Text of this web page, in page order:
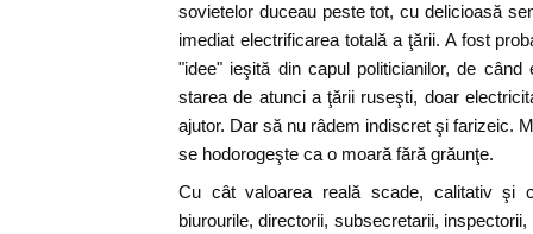
sovietelor duceau peste tot, cu delicioasă
imediat electrificarea totală a ţării. A fost
"idee" ieşită din capul politicianilor, de
starea de atunci a ţării ruseşti, doar
ajutor. Dar să nu râdem indiscret şi farizeic.
se hodorogeşte ca o moară fără grăunţe.
Cu cât valoarea reală scade, calitativ şi
biurourile, directorii, subsecretarii,